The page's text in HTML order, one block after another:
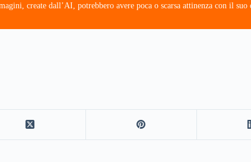
create dall’AI, potrebbero avere poca o scarsa attinenza con il suo